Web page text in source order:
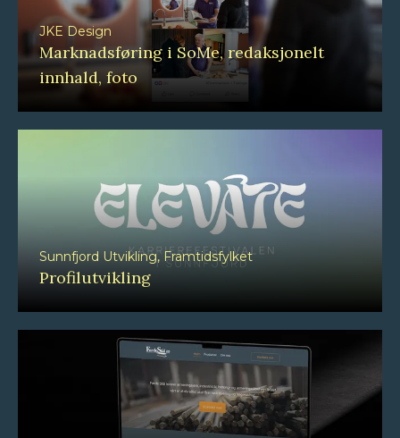
JKE Design
Marknadsføring i SoMe, redaksjonelt
innhald, foto
Sunnfjord Utvikling, Framtidsfylket
Profilutvikling